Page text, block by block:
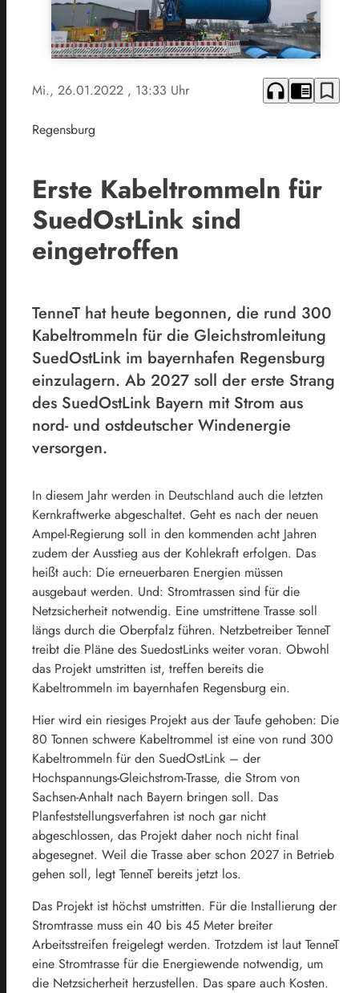
Mi., 26.01.2022 , 13:33 Uhr headphones chrome_reader_mode bookmark_border
Regensburg
Erste Kabeltrommeln für
SuedOstLink sind
eingetroffen
TenneT hat heute begonnen, die rund 300
Kabeltrommeln für die Gleichstromleitung
SuedOstLink im bayernhafen Regensburg
einzulagern. Ab 2027 soll der erste Strang
des SuedOstLink Bayern mit Strom aus
nord- und ostdeutscher Windenergie
versorgen.
In diesem Jahr werden in Deutschland auch die letzten
Kernkraftwerke abgeschaltet. Geht es nach der neuen
Ampel-Regierung soll in den kommenden acht Jahren
zudem der Ausstieg aus der Kohlekraft erfolgen. Das
heißt auch: Die erneuerbaren Energien müssen
ausgebaut werden. Und: Stromtrassen sind für die
Netzsicherheit notwendig. Eine umstrittene Trasse soll
längs durch die Oberpfalz führen. Netzbetreiber TenneT
treibt die Pläne des SuedostLinks weiter voran. Obwohl
das Projekt umstritten ist, treffen bereits die
Kabeltrommeln im bayernhafen Regensburg ein.
Hier wird ein riesiges Projekt aus der Taufe gehoben: Die
80 Tonnen schwere Kabeltrommel ist eine von rund 300
Kabeltrommeln für den SuedOstLink – der
Hochspannungs-Gleichstrom-Trasse, die Strom von
Sachsen-Anhalt nach Bayern bringen soll. Das
Planfeststellungsverfahren ist noch gar nicht
abgeschlossen, das Projekt daher noch nicht final
abgesegnet. Weil die Trasse aber schon 2027 in Betrieb
gehen soll, legt TenneT bereits jetzt los.
Das Projekt ist höchst umstritten. Für die Installierung der
Stromtrasse muss ein 40 bis 45 Meter breiter
Arbeitsstreifen freigelegt werden. Trotzdem ist laut TenneT
eine Stromtrasse für die Energiewende notwendig, um
die Netzsicherheit herzustellen. Das spare auch Kosten.